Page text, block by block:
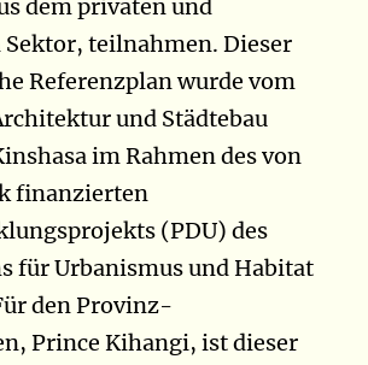
dem privaten und
Sektor, teilnahmen. Dieser
Referenzplan wurde vom
und Städtebau
im Rahmen des von
finanzierten
(PDU) des
für Urbanismus und Habitat
den Provinz-
Prince Kihangi, ist dieser